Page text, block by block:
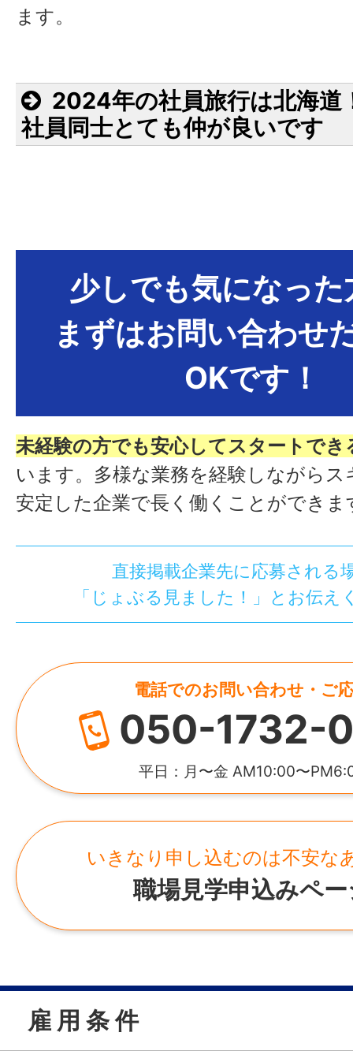
ます。
2024年の社員旅行は北海道
社員同士とても仲が良いです
少しでも気になった
まずはお問い合わせ
OKです！
未経験の方でも安心してスタートでき
います。多様な業務を経験しながら
安定した企業で長く働くことができま
直接掲載企業先に応募される
「じょぶる見ました！」とお伝え
電話でのお問い合わせ・ご
050-1732-
平日：月〜金 AM10:00〜
いきなり申し込むのは不安な
職場見学申込みペ
雇 用 条 件